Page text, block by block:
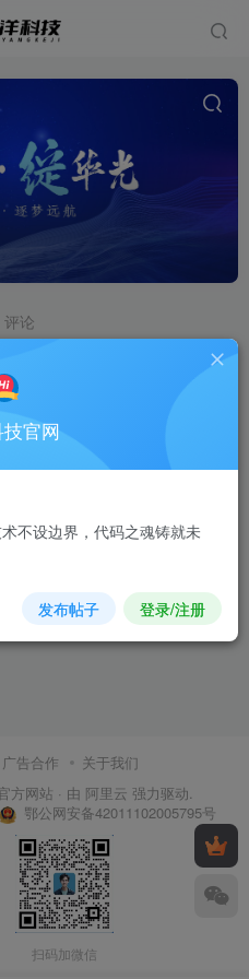
评论
接单
[生图全品类全包｜商家
媒体素材/漫画连载/儿童教具/
素材，当天出图、可商用、可
单
广告合作
关于我们
方网站 · 由 阿里云 强力驱动.
鄂公网安备42011102005795号
扫码加微信
官网
不设边界，代码之魂铸就未
发布帖子 登录/注册